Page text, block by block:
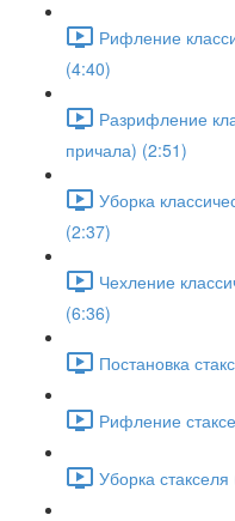
Рифление
(4:40)
Разрифление
причала) (2:51)
Уборка
(2:37)
Чехление
(6:36)
Постановка
Рифление
Уборка